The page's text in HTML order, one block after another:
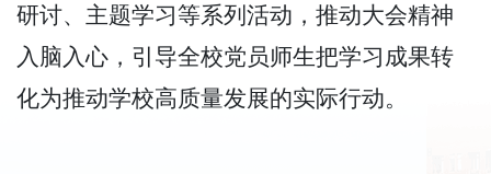
研讨、主题学习等系列活动，推动大会精神
入脑入心，引导全校党员师生把学习成果转
化为推动学校高质量发展的实际行动。